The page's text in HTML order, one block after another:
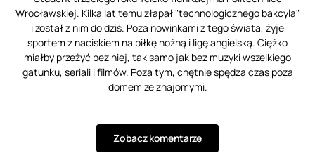
Wrocławskiej. Kilka lat temu złapał "technologicznego bakcyla"
i został z nim do dziś. Poza nowinkami z tego świata, żyje
sportem z naciskiem na piłkę nożną i ligę angielską. Ciężko
miałby przeżyć bez niej, tak samo jak bez muzyki wszelkiego
gatunku, seriali i filmów. Poza tym, chętnie spędza czas poza
domem ze znajomymi.
Zobacz komentarze